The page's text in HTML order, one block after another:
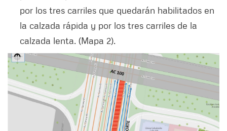
por los tres carriles que quedarán habilitados en
la calzada rápida y por los tres carriles de la
calzada lenta. (Mapa 2).